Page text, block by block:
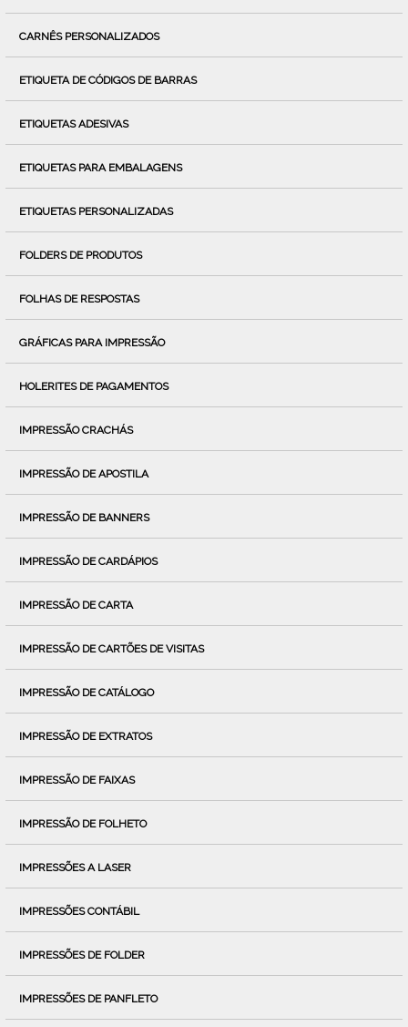
CARNÊS PERSONALIZADOS
ETIQUETA DE CÓDIGOS DE BARRAS
ETIQUETAS ADESIVAS
ETIQUETAS PARA EMBALAGENS
ETIQUETAS PERSONALIZADAS
FOLDERS DE PRODUTOS
FOLHAS DE RESPOSTAS
GRÁFICAS PARA IMPRESSÃO
HOLERITES DE PAGAMENTOS
IMPRESSÃO CRACHÁS
IMPRESSÃO DE APOSTILA
IMPRESSÃO DE BANNERS
IMPRESSÃO DE CARDÁPIOS
IMPRESSÃO DE CARTA
IMPRESSÃO DE CARTÕES DE VISITAS
IMPRESSÃO DE CATÁLOGO
IMPRESSÃO DE EXTRATOS
IMPRESSÃO DE FAIXAS
IMPRESSÃO DE FOLHETO
IMPRESSÕES A LASER
IMPRESSÕES CONTÁBIL
IMPRESSÕES DE FOLDER
IMPRESSÕES DE PANFLETO